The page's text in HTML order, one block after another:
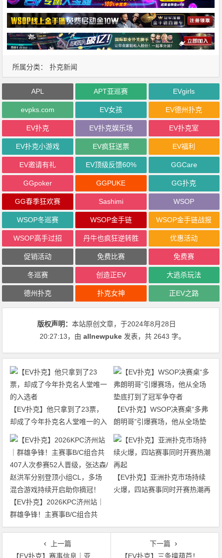
所属分类： 扑克新闻
APL APT亚巡赛 EVgirls
evpks.com EV女孩 EV德州扑克
EV扑克 EV扑克娱乐场 EV扑克室
EV扑克小游戏 EV疯狂送票 EV福利
EV邀请有礼 EV顶级反馈60% GGCare
GGpoker GGPUKE GG扑克
GG春季狂欢赛 Sashimi WSOP
WSOP冬巡赛 WSOP金手链 WSOP金手链战报
WSOP高手过招 丹牛也疯狂逆转胜 优惠活动
促销活动 免费比赛 免费赛
冬巡赛 创造正EV 大逃杀玩法
德州扑克 扑克女神 正EV之路
版权声明：本站原创文章，于2024年8月28日
20:27:13，由allnewpuke 发表，共 2643 字。
【EV扑克】他只拿到了23票，
却成了今年扑克名人堂唯一的入
选者
【EV扑克】WSOP决赛桌“多弗
朗明哥”引爆赛场，他从全场垫
底打到了冠军争夺者
【EV扑克】2026KPC济州站｜
群雄争锋！主赛事B/C组合共
407人次参赛52人晋级，张达森/
赵洪军分别登顶小组CL，多场
混合游戏持续开启助你摘冠！
【EV扑克】亚洲扑克市场持续
火爆，四站赛事同时开赛热潮再
上一篇
【EV扑克】赛事信息｜亚洲扑克巡回赛公布APT台北扑克经典赛2024赛程（9月27日-10月7日）
下一篇
【EV扑克】三条撞葫芦！他猜出对手底牌却还是没逃过这冤家牌